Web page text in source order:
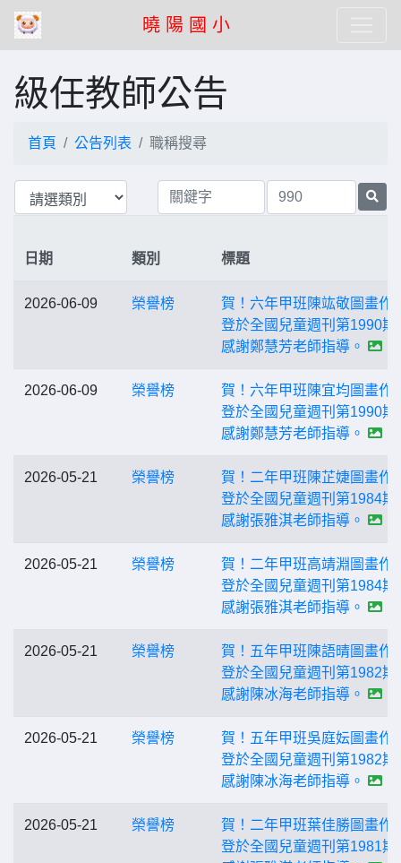
曉 陽 國 小
級任教師公告
首頁 公告列表 職稱搜尋
日期 類別 標題
2026-06-09 榮譽榜
賀！六年甲班陳竑敬圖畫作
登於全國兒童週刊第1990期
感謝鄭慧芳老師指導。
2026-06-09 榮譽榜
賀！六年甲班陳宜均圖畫作
登於全國兒童週刊第1990期
感謝鄭慧芳老師指導。
2026-05-21 榮譽榜
賀！二年甲班陳芷婕圖畫作
登於全國兒童週刊第1984期
感謝張雅淇老師指導。
2026-05-21 榮譽榜
賀！二年甲班高靖淵圖畫作
登於全國兒童週刊第1984期
感謝張雅淇老師指導。
2026-05-21 榮譽榜
賀！五年甲班陳語晴圖畫作
登於全國兒童週刊第1982期
感謝陳冰海老師指導。
2026-05-21 榮譽榜
賀！五年甲班吳庭妘圖畫作
登於全國兒童週刊第1982期
感謝陳冰海老師指導。
2026-05-21 榮譽榜
賀！二年甲班葉佳勝圖畫作
登於全國兒童週刊第1981期